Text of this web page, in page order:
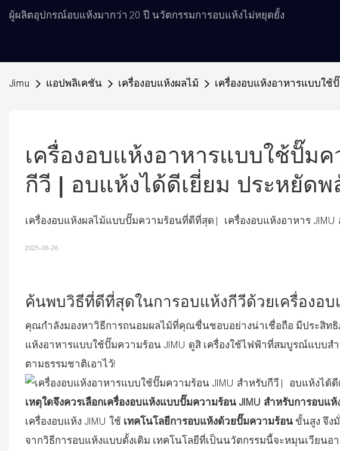
ผู้ผลิตอุปกรณ์อบแห้งมากว่า 20 ปี นวัตกรรมการอบแห้งไม่หยุดยั้ง
Jimu แอปพลิเคชัน เครื่องอบแห้งผลไม้ เครื่องอบแห้งอาหารแบบใช้
เครื่องอบแห้งอาหารแบบใช้ปั๊ม
กีวี | อบแห้งได้ดีเยี่ยม ประหยัดพ
เครื่องอบแห้งผลไม้แบบปั๊มความร้อนที่ดีที่สุด | เครื่องอบแห้งอาหาร
2025-08-26
ค้นพบวิธีที่ดีที่สุดในการอบแห้งกีวีด้วยเครื่องอ
คุณกำลังมองหาวิธีการถนอมผลไม้ที่คุณชื่นชอบอย่างน่าเชื่อถือ มีประสิทธิ
แห้งอาหารแบบใช้ปั๊มความร้อน JIMU ดูสิ เครื่องใช้ไฟฟ้าที่สมบูรณ์แบบส
ตามธรรมชาติเอาไว้!
เหตุใดจึงควรเลือกเครื่องอบแห้งแบบปั๊มความร้อน JIMU สำหรับการอบแห้
เครื่องอบแห้ง JIMU ใช้ เทคโนโลยีการอบแห้งด้วยปั๊มความร้อนขั้นสูง จึง
จากวิธีการอบแห้งแบบดั้งเดิม เทคโนโลยีที่เป็นนวัตกรรมนี้จะหมุนเวียน